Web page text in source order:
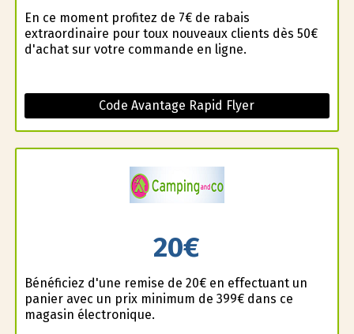
En ce moment profitez de 7€ de rabais
extraordinaire pour toux nouveaux clients dès 50€
d'achat sur votre commande en ligne.
Code Avantage Rapid Flyer
20€
Bénéficiez d'une remise de 20€ en effectuant un
panier avec un prix minimum de 399€ dans ce
magasin électronique.